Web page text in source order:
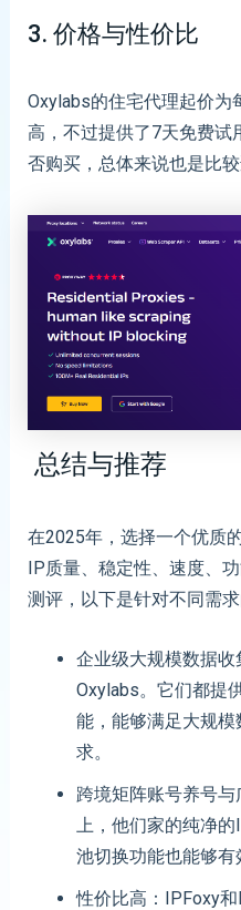
3. 价格与性价比
Oxylabs的住宅代理起价为
高，不过提供了7天免费试
否购买，总体来说也是比
总结与推荐
在2025年，选择一个优质
IP质量、稳定性、速度、
测评，以下是针对不同需求
企业级大规模数据收
Oxylabs。它们都提
能，能够满足大规
求。
跨境矩阵账号养号
上，他们家的纯净
池切换功能也能够有
性价比高：IPFoxy